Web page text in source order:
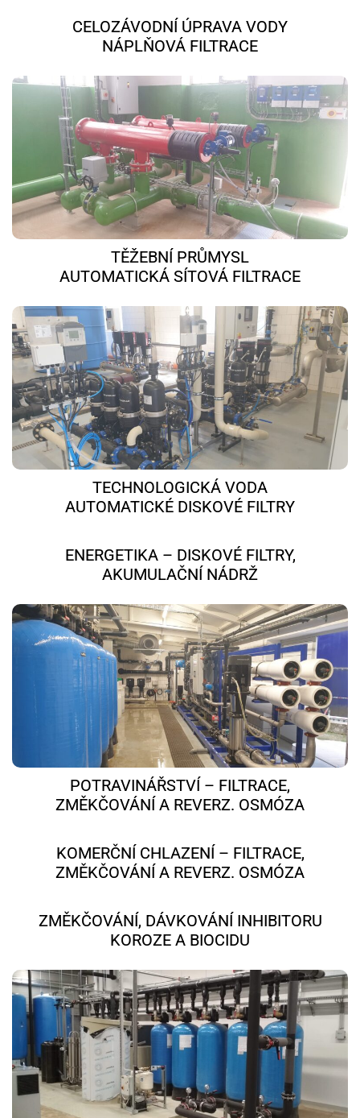
CELOZÁVODNÍ ÚPRAVA VODY
NÁPLŇOVÁ FILTRACE
TĚŽEBNÍ PRŮMYSL
AUTOMATICKÁ SÍTOVÁ FILTRACE
TECHNOLOGICKÁ VODA
AUTOMATICKÉ DISKOVÉ FILTRY
ENERGETIKA – DISKOVÉ FILTRY,
AKUMULAČNÍ NÁDRŽ
POTRAVINÁŘSTVÍ – FILTRACE,
ZMĚKČOVÁNÍ A REVERZ. OSMÓZA
KOMERČNÍ CHLAZENÍ – FILTRACE,
ZMĚKČOVÁNÍ A REVERZ. OSMÓZA
ZMĚKČOVÁNÍ, DÁVKOVÁNÍ INHIBITORU
KOROZE A BIOCIDU